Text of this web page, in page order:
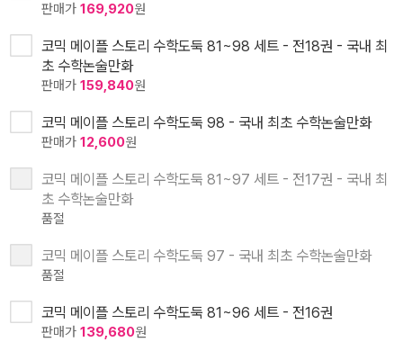
판매가 169,920원
코믹 메이플 스토리 수학도둑 81~98 세트 - 전18권 - 국내 최
초 수학논술만화
판매가 159,840원
코믹 메이플 스토리 수학도둑 98 - 국내 최초 수학논술만화
판매가 12,600원
코믹 메이플 스토리 수학도둑 81~97 세트 - 전17권 - 국내 최
초 수학논술만화
품절
코믹 메이플 스토리 수학도둑 97 - 국내 최초 수학논술만화
품절
코믹 메이플 스토리 수학도둑 81~96 세트 - 전16권
판매가 139,680원